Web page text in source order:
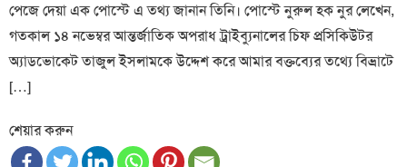
পেজে দেয়া এক পোস্টে এ তথ্য জানান তিনি। পোস্টে নুরুল হক নুর লেখেন,
গতকাল ১৪ নভেম্বর আন্তর্জাতিক অপরাধ ট্রাইব্যুনালের চিফ প্রসিকিউটর
অ্যাডভোকেট তাজুল ইসলামকে উদ্দেশ করে আমার বক্তব্যের তথ্যে বিভ্রাটে
[…]
শেয়ার করুন